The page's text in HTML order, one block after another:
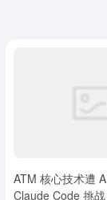
ATM 核心技术遭
Claude Code 挑